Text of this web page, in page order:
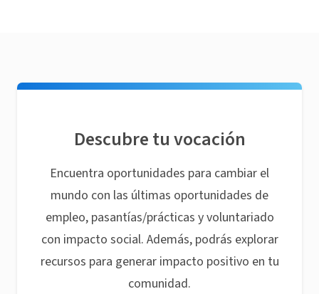
Descubre tu vocación
Encuentra oportunidades para cambiar el
mundo con las últimas oportunidades de
empleo, pasantías/prácticas y voluntariado
con impacto social. Además, podrás explorar
recursos para generar impacto positivo en tu
comunidad.